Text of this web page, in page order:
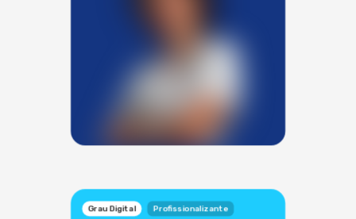
Grau Digital Profissionalizante